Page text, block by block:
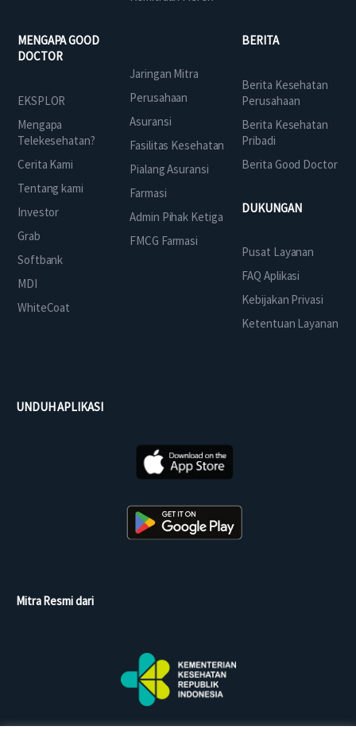
MENGAPA GOOD
DOCTOR
EKSPLOR
Mengapa
Telekesehatan?
Cerita Kami
Tentang kami
Investor
Grab
Softbank
MDI
WhiteCoat
Jaringan Mitra
Perusahaan
Asuransi
Fasilitas Kesehatan
Pialang Asuransi
Farmasi
Admin Pihak Ketiga
FMCG Farmasi
BERITA
Berita Kesehatan
Perusahaan
Berita Kesehatan
Pribadi
Berita Good Doctor
DUKUNGAN
Pusat Layanan
FAQ Aplikasi
Kebijakan Privasi
Ketentuan Layanan
UNDUH APLIKASI
Mitra Resmi dari